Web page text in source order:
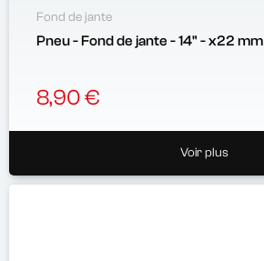
Fond de jante
Pneu - Fond de jante - 14" - x22 mm
8,90 €
Voir plus